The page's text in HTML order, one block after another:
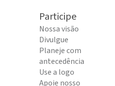
Participe
Nossa visão
Divulgue
Planeje com
antecedência
Use a logo
Apoie nosso